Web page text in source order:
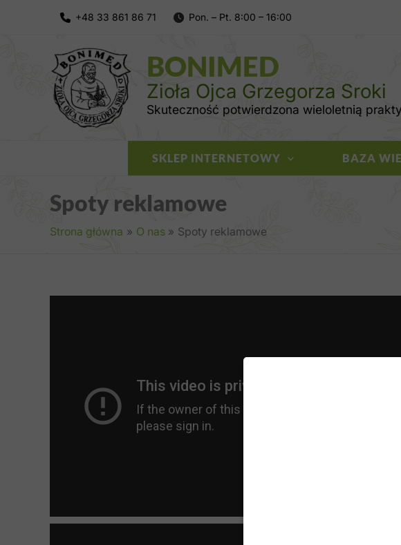
BONIMED
Zioła Ojca Grzegorza Sroki
Skuteczność potwierdzona wieloletnią
SKLEP INTERNETOWY BAZA
Spoty reklamowe
Strona główna O nas Spoty reklamowe